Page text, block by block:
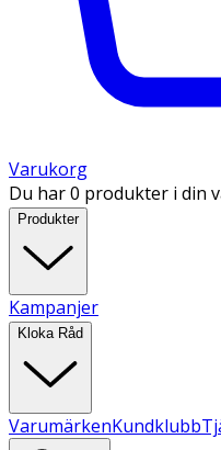
Varukorg
Du har 0 produkter i din
Produkter
Kampanjer
Kloka Råd
VarumärkenKundklubb